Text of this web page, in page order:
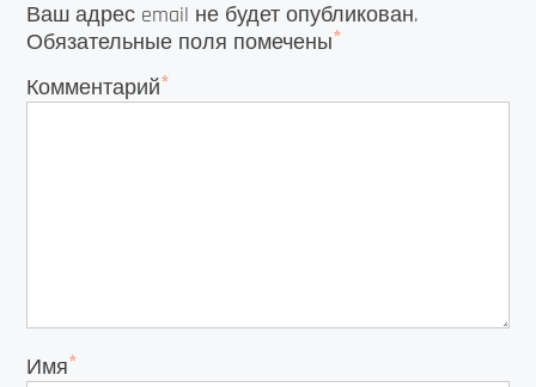
Ваш адрес email не будет опубликован.
Обязательные поля помечены*
Комментарий*
Имя*